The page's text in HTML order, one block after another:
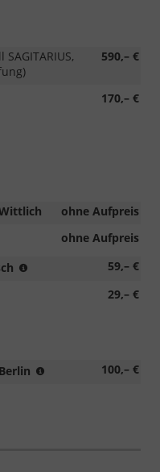
590,– €
170,– €
ohne Aufpreis
ohne Aufpreis
59,– €
Serienanleitung
Landessprache
Garantiestempel)
29,– €
100,– €